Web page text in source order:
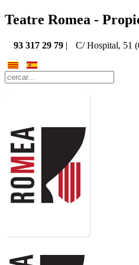
Teatre Romea -
93 317 29 79 | C/ Hospital, 51